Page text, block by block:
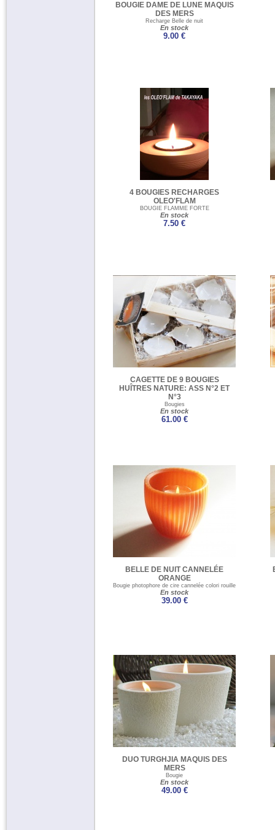
BOUGIE DAME DE LUNE MAQUIS
DES MERS
Recharge Belle de nuit
En stock
9.00 €
4 BOUGIES RECHARGES
OLEO'FLAM
BOUGIE FLAMME FORTE
En stock
7.50 €
CAGETTE DE 9 BOUGIES
HUÎTRES NATURE: ASS N°2 ET
N°3
Bougies
En stock
61.00 €
BELLE DE NUIT CANNELÉE
ORANGE
Bougie photophore de cire cannelée colori rouille
En stock
39.00 €
DUO TURGHJIA MAQUIS DES
MERS
Bougie
En stock
49.00 €